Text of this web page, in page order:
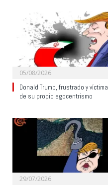
05/08/2026
Donald Trump, frustrado y víctima
de su propio egocentrismo
29/07/2026